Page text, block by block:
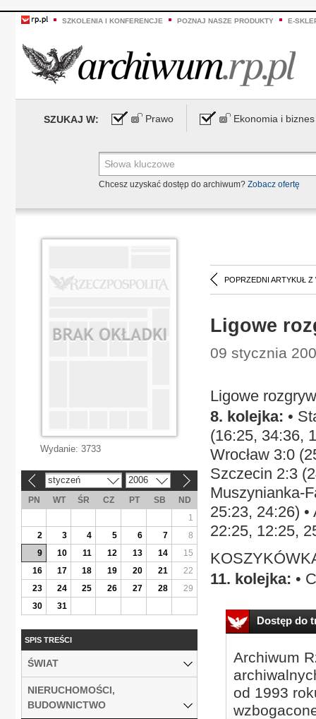
SZKOLENIA I KONFERENCJE POZNAJ NASZE PRODUKTY E-
SZUKAJ W: Prawo Ekonomia i biznes
Chcesz uzyskać dostęp do archiwum? Zobacz ofertę
POPRZEDNI ARTYKUŁ Z
Ligowe
09 stycznia
Ligowe
8. kolejka: •
(16:25, 34:36,
Wrocław 3:0
Szczecin 2:3
Muszynianka-
25:23, 24:26)
22:25, 12:25,
11. kolejka: •
Dostęp do
Archiwum
od 1993
Wydanie: 3733
styczeń 2006
PN WT ŚR CZ PT SB
ND
1
2
3 4 5 6 7
8
9
10 11 12 13 14
15
16
17 18 19 20 21
22
23
24 25 26 27 28
29
30
31
SPIS TREŚCI
ŚWIAT
NIERUCHOMOŚCI,
BUDOWNICTWO